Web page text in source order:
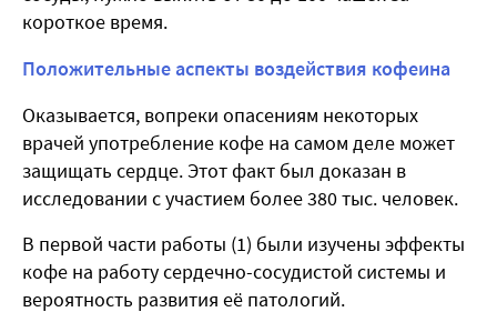
короткое время.
Положительные аспекты воздействия кофеина
Оказывается, вопреки опасениям некоторых
врачей употребление кофе на самом деле может
защищать сердце. Этот факт был доказан в
исследовании с участием более 380 тыс. человек.
В первой части работы (1) были изучены эффекты
кофе на работу сердечно-сосудистой системы и
вероятность развития её патологий.